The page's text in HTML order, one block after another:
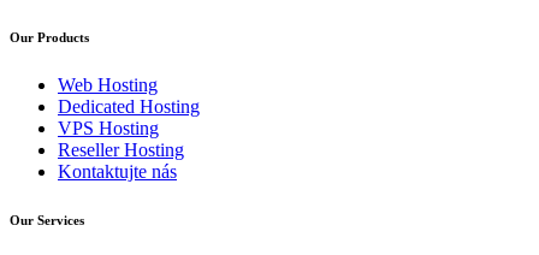
Our Products
Web Hosting
Dedicated Hosting
VPS Hosting
Reseller Hosting
Kontaktujte nás
Our Services